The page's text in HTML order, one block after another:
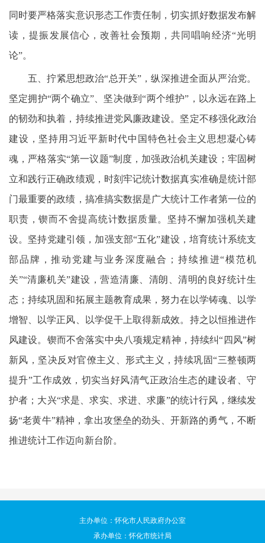
同时要严格落实意识形态工作责任制，切实抓好数据发布解
读，提振发展信心，改善社会预期，共同唱响经济“光明
论”。
五、拧紧思想政治“总开关”，纵深推进全面从严治党。
坚定拥护“两个确立”、坚决做到“两个维护”，以永远在路上
的韧劲和执着，持续推进党风廉政建设。坚定不移强化政治
建设，坚持用习近平新时代中国特色社会主义思想凝心铸
魂，严格落实“第一议题”制度，加强政治机关建设；牢固树
立和践行正确政绩观，时刻牢记统计数据真实准确是统计部
门最重要的政绩，搞准搞实数据是广大统计工作者第一位的
职责，锲而不舍提高统计数据质量。坚持不懈加强机关建
设。坚持党建引领，加强支部“五化”建设，培育统计系统支
部品牌，推动党建与业务深度融合；持续推进“模范机
关”“清廉机关”建设，营造清廉、清朗、清明的良好统计生
态；持续巩固和拓展主题教育成果，努力在以学铸魂、以学
增智、以学正风、以学促干上取得新成效。持之以恒推进作
风建设。锲而不舍落实中央八项规定精神，持续纠“四风”树
新风，坚决反对官僚主义、形式主义，持续巩固“三整顿两
提升”工作成效，切实当好风清气正政治生态的建设者、守
护者；大兴“求是、求实、求进、求廉”的统计行风，继续发
扬“老黄牛”精神，拿出攻堡垒的劲头、开新路的勇气，不断
推进统计工作迈向新台阶。
主办单位：怀化市人民政府办公室
承办单位：怀化市统计局